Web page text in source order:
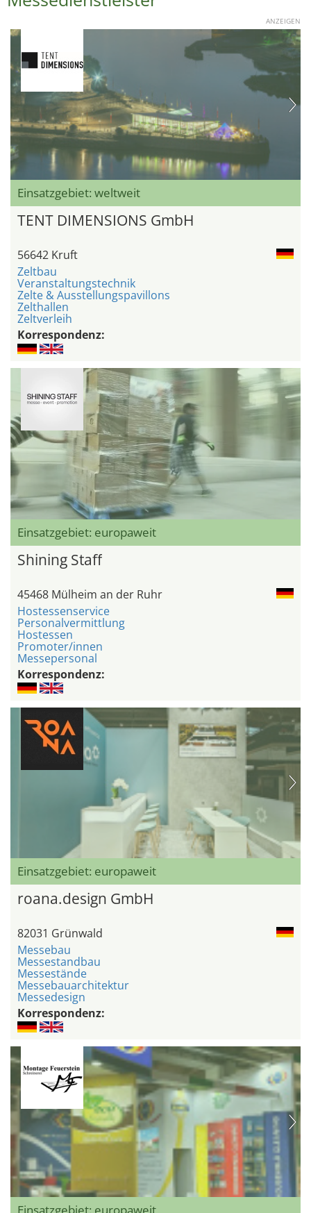
ANZEIGEN
Einsatzgebiet: weltweit
TENT DIMENSIONS GmbH
56642 Kruft
Zeltbau
Veranstaltungstechnik
Zelte & Ausstellungspavillons
Zelthallen
Zeltverleih
Korrespondenz:
Einsatzgebiet: europaweit
Shining Staff
45468 Mülheim an der Ruhr
Hostessenservice
Personalvermittlung
Hostessen
Promoter/innen
Messepersonal
Korrespondenz:
Einsatzgebiet: europaweit
roana.design GmbH
82031 Grünwald
Messebau
Messestandbau
Messestände
Messebauarchitektur
Messedesign
Korrespondenz: